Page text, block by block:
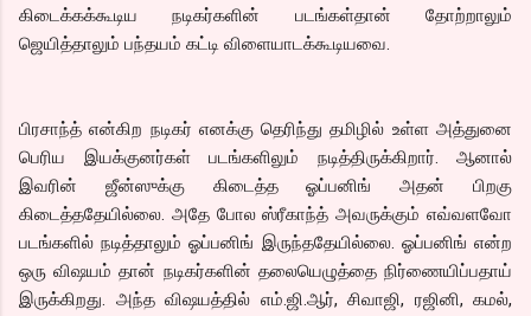
கிடைக்கக்கூடிய நடிகர்களின் படங்கள்தான் தோற்றாலும்
ஜெயித்தாலும் பந்தயம் கட்டி விளையாடக்கூடியவை.
பிரசாந்த் என்கிற நடிகர் எனக்கு தெரிந்து தமிழில் உள்ள அத்துனை
பெரிய இயக்குனர்கள் படங்களிலும் நடித்திருக்கிறார். ஆனால்
இவரின் ஜீன்ஸுக்கு கிடைத்த ஓப்பனிங் அதன் பிறகு
கிடைத்ததேயில்லை. அதே போல ஸ்ரீகாந்த் அவருக்கும் எவ்வளவோ
படங்களில் நடித்தாலும் ஓப்பனிங் இருந்ததேயில்லை. ஓப்பனிங் என்ற
ஒரு விஷயம் தான் நடிகர்களின் தலையெழுத்தை நிர்ணையிப்பதாய்
இருக்கிறது. அந்த விஷயத்தில் எம்.ஜி.ஆர், சிவாஜி, ரஜினி, கமல்,